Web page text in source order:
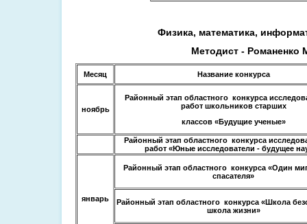
Физика, математика,
Методист - Романенко
Месяц Название конкурса
ноябрь
Районный этап областного конкурса
работ школьников старших
классов «Будущие ученые»
Районный этап областного конкурса
работ «Юные исследователи - будущее
январь
Районный этап областного конкурса «Один
спасателя»
Районный этап областного конкурса «Школа
школа жизни»